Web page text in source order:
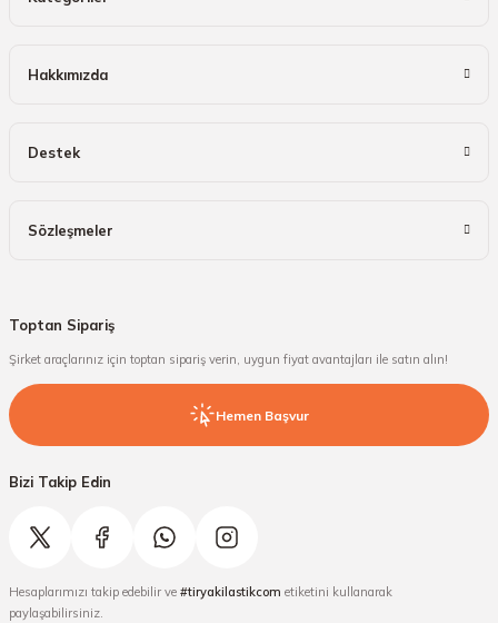
Hakkımızda
Destek
Sözleşmeler
Toptan Sipariş
Şirket araçlarınız için toptan sipariş verin, uygun fiyat avantajları ile satın alın!
Hemen Başvur
Bizi Takip Edin
Hesaplarımızı takip edebilir ve #tiryakilastikcom etiketini kullanarak
paylaşabilirsiniz.